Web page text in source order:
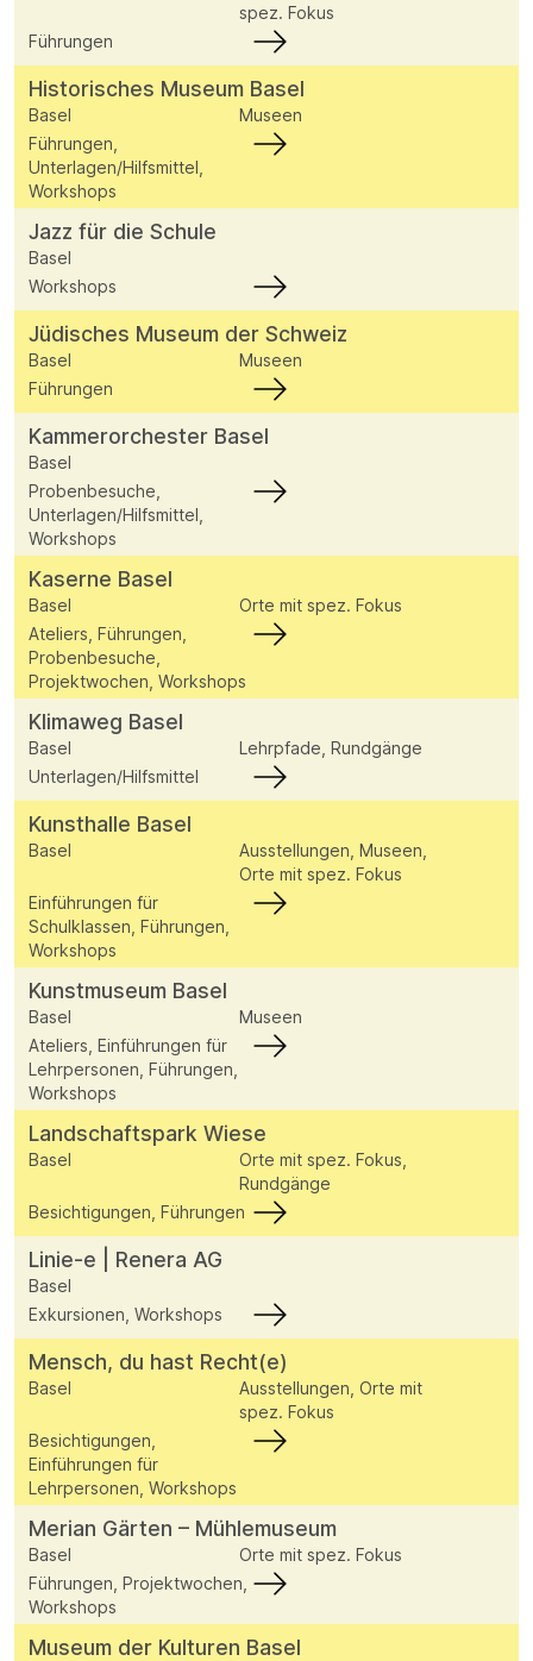
spez. Fokus
Führungen
Historisches Museum Basel
Basel
Museen
Führungen,
Unterlagen/Hilfsmittel,
Workshops
Jazz für die Schule
Basel
Workshops
Jüdisches Museum der Schweiz
Basel
Museen
Führungen
Kammerorchester Basel
Basel
Probenbesuche,
Unterlagen/Hilfsmittel,
Workshops
Kaserne Basel
Basel
Orte mit spez. Fokus
Ateliers, Führungen,
Probenbesuche,
Projektwochen, Workshops
Klimaweg Basel
Basel
Lehrpfade, Rundgänge
Unterlagen/Hilfsmittel
Kunsthalle Basel
Basel
Ausstellungen, Museen,
Orte mit spez. Fokus
Einführungen für
Schulklassen, Führungen,
Workshops
Kunstmuseum Basel
Basel
Museen
Ateliers, Einführungen für
Lehrpersonen, Führungen,
Workshops
Landschaftspark Wiese
Basel
Orte mit spez. Fokus,
Rundgänge
Besichtigungen, Führungen
Linie-e | Renera AG
Basel
Exkursionen, Workshops
Mensch, du hast Recht(e)
Basel
Ausstellungen, Orte mit
spez. Fokus
Besichtigungen,
Einführungen für
Lehrpersonen, Workshops
Merian Gärten – Mühlemuseum
Basel
Orte mit spez. Fokus
Führungen, Projektwochen,
Workshops
Museum der Kulturen Basel